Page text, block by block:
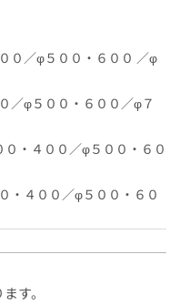
０／φ５００・６００ ／φ
／φ５００・６００／φ７
・４００／φ５００・６０
４００／φ５００・６０
す。